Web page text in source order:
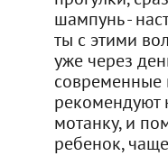
шампунь -
ты с этими
уже через
современные
рекомендуют
мотанку, и
ребенок,